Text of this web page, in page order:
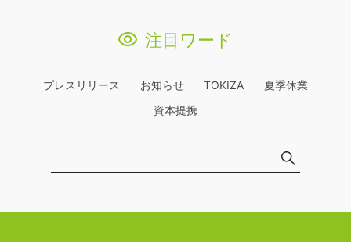
注目ワード
プレスリリース お知らせ TOKIZA
夏季休業
資本提携